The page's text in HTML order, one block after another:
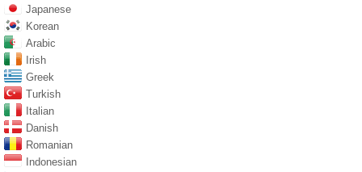
Japanese
Korean
Arabic
Irish
Greek
Turkish
Italian
Danish
Romanian
Indonesian